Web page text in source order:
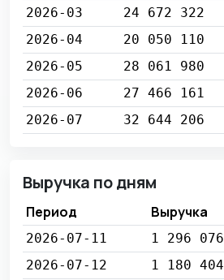
2026-03
24 672 322
2026-04
20 050 110
2026-05
28 061 980
2026-06
27 466 161
2026-07
32 644 206
Выручка по дням
Период Выручка
2026-07-11 1 296 076
2026-07-12
1 180 404